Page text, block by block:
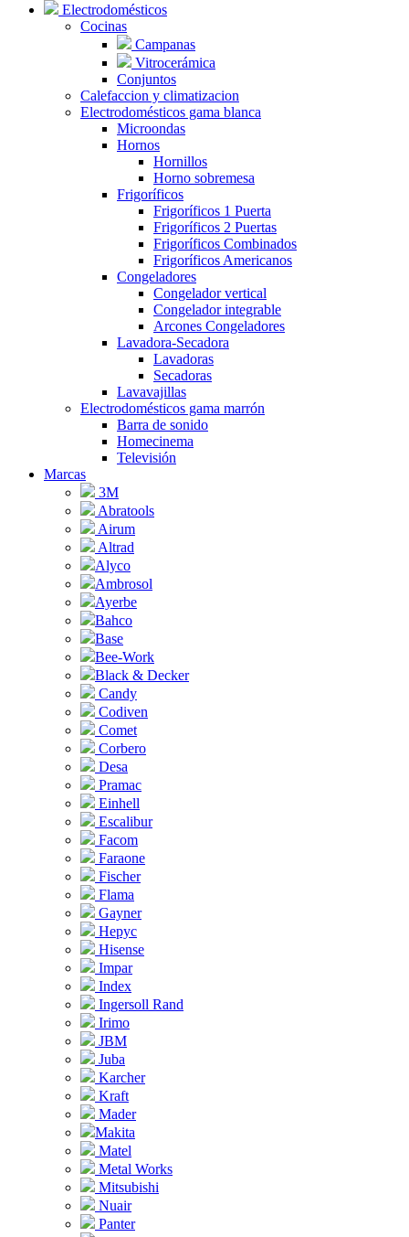
Electrodomésticos
Cocinas
Campanas
Vitrocerámica
Conjuntos
Calefaccion y climatizacion
Electrodomésticos gama blanca
Microondas
Hornos
Hornillos
Horno sobremesa
Frigoríficos
Frigoríficos 1 Puerta
Frigoríficos 2 Puertas
Frigoríficos Combinados
Frigoríficos Americanos
Congeladores
Congelador vertical
Congelador integrable
Arcones Congeladores
Lavadora-Secadora
Lavadoras
Secadoras
Lavavajillas
Electrodomésticos gama marrón
Barra de sonido
Homecinema
Televisión
Marcas
3M
Abratools
Airum
Altrad
Alyco
Ambrosol
Ayerbe
Bahco
Base
Bee-Work
Black & Decker
Candy
Codiven
Comet
Corbero
Desa
Pramac
Einhell
Escalibur
Facom
Faraone
Fischer
Flama
Gayner
Hepyc
Hisense
Impar
Index
Ingersoll Rand
Irimo
JBM
Juba
Karcher
Kraft
Mader
Makita
Matel
Metal Works
Mitsubishi
Nuair
Panter